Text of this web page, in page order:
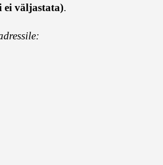
ei väljastata).